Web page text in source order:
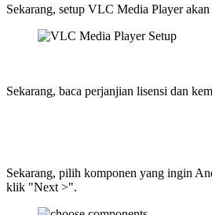
Sekarang, setup VLC Media Player
Sekarang, baca perjanjian lisensi dan
Sekarang, pilih komponen yang ingin
klik "Next >".